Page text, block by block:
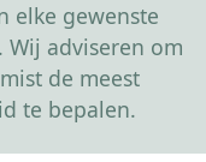
elke gewenste
adviseren om
de meest
te bepalen.